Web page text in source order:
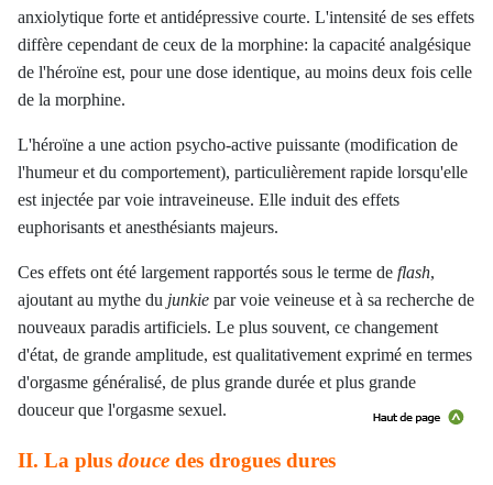
anxiolytique forte et antidépressive courte. L'intensité de ses effets
diffère cependant de ceux de la morphine: la capacité analgésique
de l'héroïne est, pour une dose identique, au moins deux fois celle
de la morphine.
L'héroïne a une action psycho-active puissante (modification de
l'humeur et du comportement), particulièrement rapide lorsqu'elle
est injectée par voie intraveineuse. Elle induit des effets
euphorisants et anesthésiants majeurs.
Ces effets ont été largement rapportés sous le terme de flash,
ajoutant au mythe du junkie par voie veineuse et à sa recherche de
nouveaux paradis artificiels. Le plus souvent, ce changement
d'état, de grande amplitude, est qualitativement exprimé en termes
d'orgasme généralisé, de plus grande durée et plus grande
douceur que l'orgasme sexuel.
II. La plus douce des drogues dures